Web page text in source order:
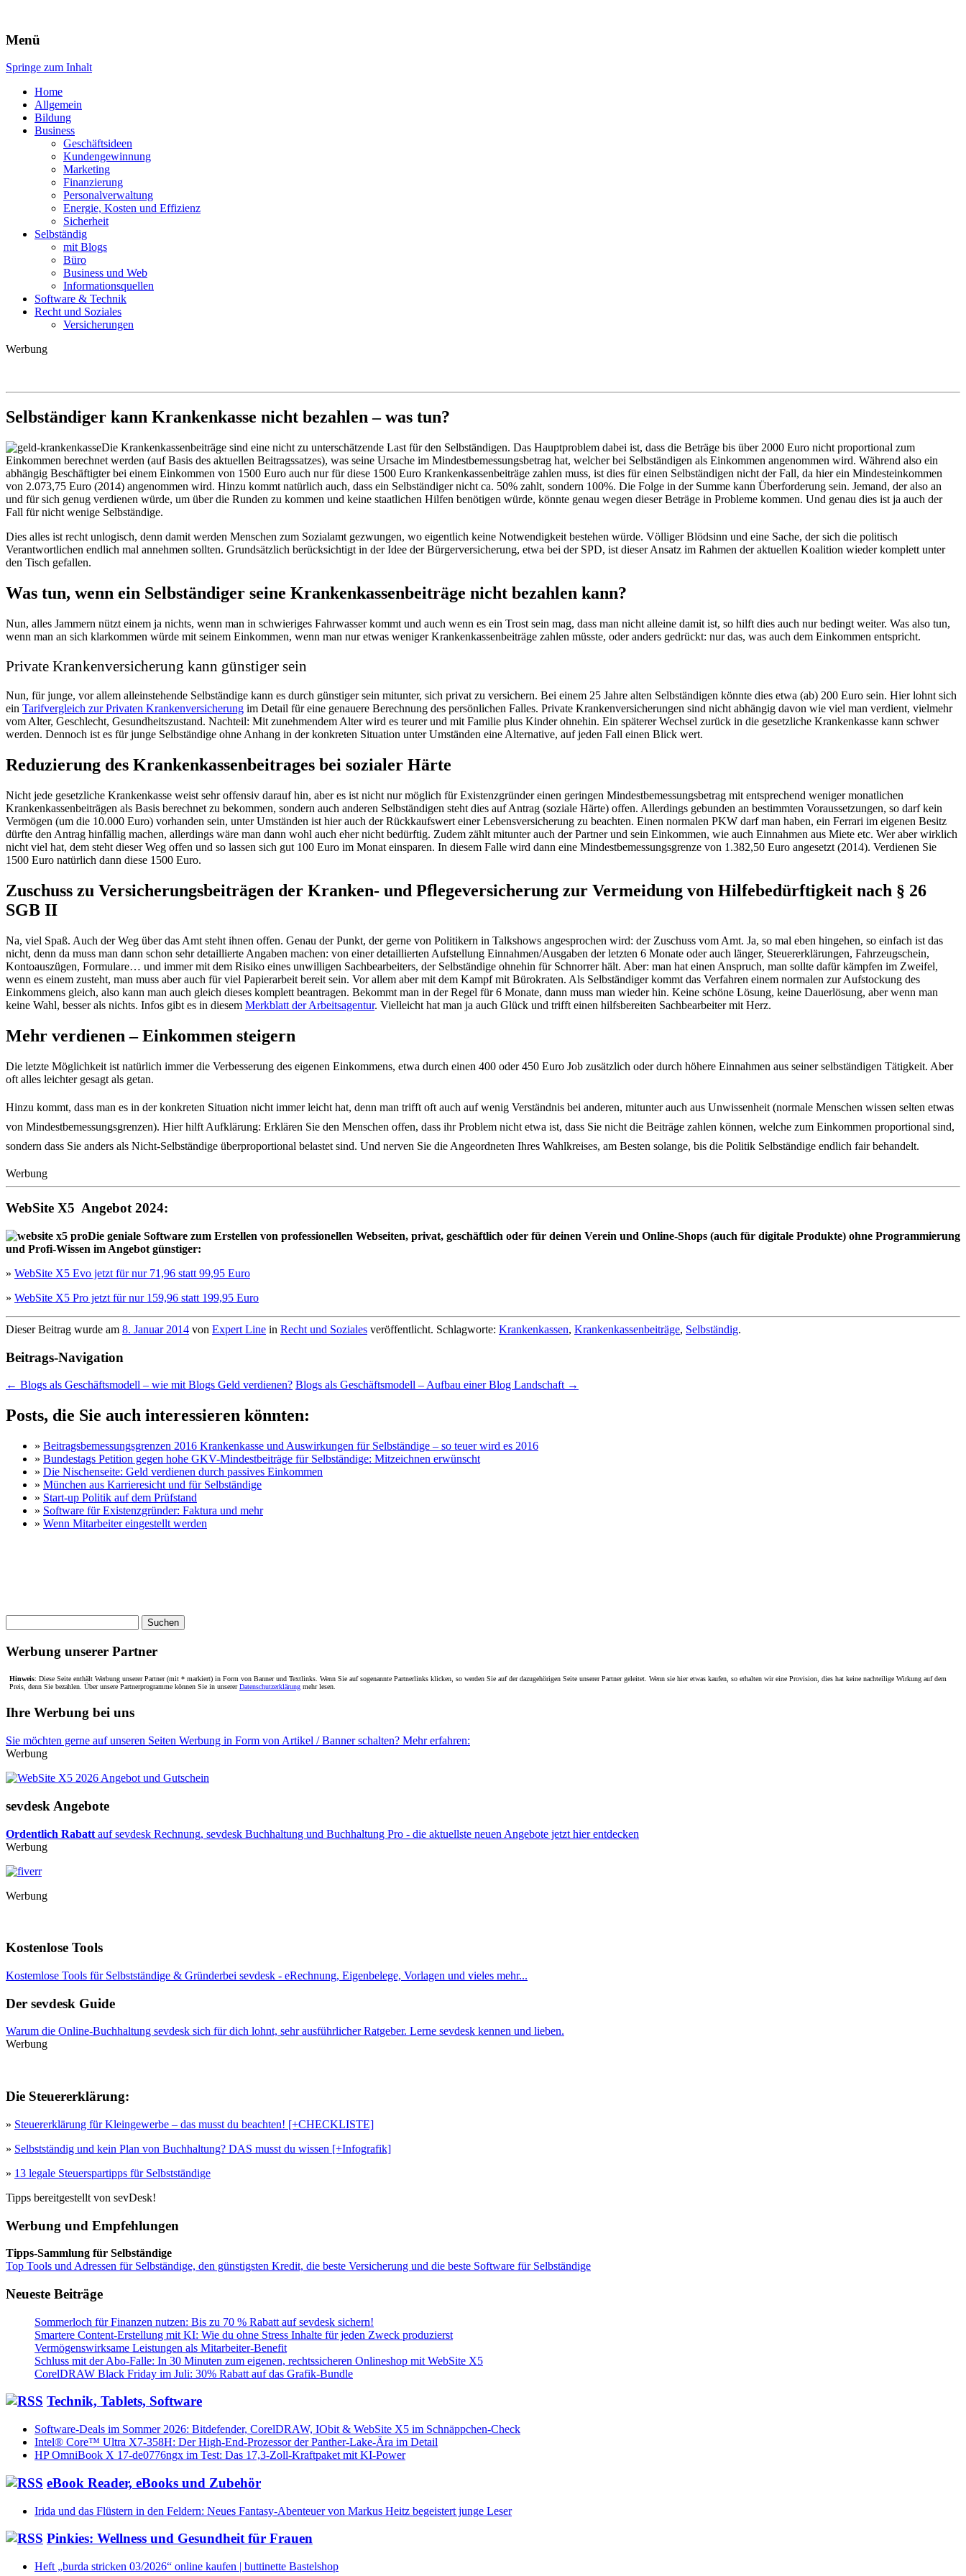
Expert-Line
Menü
Springe zum Inhalt
Home
Allgemein
Bildung
Business
Geschäftsideen
Kundengewinnung
Marketing
Finanzierung
Personalverwaltung
Energie, Kosten und Effizienz
Sicherheit
Selbständig
mit Blogs
Büro
Business und Web
Informationsquellen
Software & Technik
Recht und Soziales
Versicherungen
Werbung
Selbständiger kann Krankenkasse nicht bezahlen – was tun?
Die Krankenkassenbeiträge sind eine nicht zu unterschätzende Last für den Selbständigen. Das Hauptproblem dabei ist, dass die Beträge bis über 2000 Euro nicht proportional zum
Einkommen berechnet werden (auf Basis des aktuellen Beitragssatzes), was seine Ursache im Mindestbemessungsbetrag hat, welcher bei Selbständigen als Einkommen angenommen wird. Während also ein
abhängig Beschäftigter bei einem Einkommen von 1500 Euro auch nur für diese 1500 Euro Krankenkassenbeiträge zahlen muss, ist dies für einen Selbständigen nicht der Fall, da hier ein Mindesteinkommen
von 2.073,75 Euro (2014) angenommen wird. Hinzu kommt natürlich auch, dass ein Selbständiger nicht ca. 50% zahlt, sondern 100%. Die Folge in der Summe kann Überforderung sein. Jemand, der also an
und für sich genug verdienen würde, um über die Runden zu kommen und keine staatlichen Hilfen benötigen würde, könnte genau wegen dieser Beträge in Probleme kommen. Und genau dies ist ja auch der
Fall für nicht wenige Selbständige.
Dies alles ist recht unlogisch, denn damit werden Menschen zum Sozialamt gezwungen, wo eigentlich keine Notwendigkeit bestehen würde. Völliger Blödsinn und eine Sache, der sich die politisch
Verantwortlichen endlich mal annehmen sollten. Grundsätzlich berücksichtigt in der Idee der Bürgerversicherung, etwa bei der SPD, ist dieser Ansatz im Rahmen der aktuellen Koalition wieder komplett unter
den Tisch gefallen.
Was tun, wenn ein Selbständiger seine Krankenkassenbeiträge nicht bezahlen kann?
Nun, alles Jammern nützt einem ja nichts, wenn man in schwieriges Fahrwasser kommt und auch wenn es ein Trost sein mag, dass man nicht alleine damit ist, so hilft dies auch nur bedingt weiter. Was also tun,
wenn man an sich klarkommen würde mit seinem Einkommen, wenn man nur etwas weniger Krankenkassenbeiträge zahlen müsste, oder anders gedrückt: nur das, was auch dem Einkommen entspricht.
Private Krankenversicherung kann günstiger sein
Nun, für junge, vor allem alleinstehende Selbständige kann es durch günstiger sein mitunter, sich privat zu versichern. Bei einem 25 Jahre alten Selbständigen könnte dies etwa (ab) 200 Euro sein. Hier lohnt sich
ein Tarifvergleich zur Privaten Krankenversicherung im Detail für eine genauere Berechnung des persönlichen Falles. Private Krankenversicherungen sind nicht abhängig davon wie viel man verdient, vielmehr
vom Alter, Geschlecht, Gesundheitszustand. Nachteil: Mit zunehmendem Alter wird es teurer und mit Familie plus Kinder ohnehin. Ein späterer Wechsel zurück in die gesetzliche Krankenkasse kann schwer
werden. Dennoch ist es für junge Selbständige ohne Anhang in der konkreten Situation unter Umständen eine Alternative, auf jeden Fall einen Blick wert.
Reduzierung des Krankenkassenbeitrages bei sozialer Härte
Nicht jede gesetzliche Krankenkasse weist sehr offensiv darauf hin, aber es ist nicht nur möglich für Existenzgründer einen geringen Mindestbemessungsbetrag mit entsprechend weniger monatlichen
Krankenkassenbeiträgen als Basis berechnet zu bekommen, sondern auch anderen Selbständigen steht dies auf Antrag (soziale Härte) offen. Allerdings gebunden an bestimmten Voraussetzungen, so darf kein
Vermögen (um die 10.000 Euro) vorhanden sein, unter Umständen ist hier auch der Rückkaufswert einer Lebensversicherung zu beachten. Einen normalen PKW darf man haben, ein Ferrari im eigenen Besitz
dürfte den Antrag hinfällig machen, allerdings wäre man dann wohl auch eher nicht bedürftig. Zudem zählt mitunter auch der Partner und sein Einkommen, wie auch Einnahmen aus Miete etc. Wer aber wirklich
nicht viel hat, dem steht dieser Weg offen und so lassen sich gut 100 Euro im Monat einsparen. In diesem Falle wird dann eine Mindestbemessungsgrenze von 1.382,50 Euro angesetzt (2014). Verdienen Sie
1500 Euro natürlich dann diese 1500 Euro.
Zuschuss zu Versicherungsbeiträgen der Kranken- und Pflegeversicherung zur Vermeidung von Hilfebedürftigkeit nach § 26
SGB II
Na, viel Spaß. Auch der Weg über das Amt steht ihnen offen. Genau der Punkt, der gerne von Politikern in Talkshows angesprochen wird: der Zuschuss vom Amt. Ja, so mal eben hingehen, so einfach ist das
nicht, denn da muss man dann schon sehr detaillierte Angaben machen: von einer detaillierten Aufstellung Einnahmen/Ausgaben der letzten 6 Monate oder auch länger, Steuererklärungen, Fahrzeugschein,
Kontoauszügen, Formulare… und immer mit dem Risiko eines unwilligen Sachbearbeiters, der Selbständige ohnehin für Schnorrer hält. Aber: man hat einen Anspruch, man sollte dafür kämpfen im Zweifel,
wenn es einem zusteht, man muss aber auch für viel Papierarbeit bereit sein. Vor allem aber mit dem Kampf mit Bürokraten. Als Selbständiger kommt das Verfahren einem normalen zur Aufstockung des
Einkommens gleich, also kann man auch gleich dieses komplett beantragen. Bekommt man in der Regel für 6 Monate, dann muss man wieder hin. Keine schöne Lösung, keine Dauerlösung, aber wenn man
keine Wahl, besser als nichts. Infos gibt es in diesem Merkblatt der Arbeitsagentur. Vielleicht hat man ja auch Glück und trifft einen hilfsbereiten Sachbearbeiter mit Herz.
Mehr verdienen – Einkommen steigern
Die letzte Möglichkeit ist natürlich immer die Verbesserung des eigenen Einkommens, etwa durch einen 400 oder 450 Euro Job zusätzlich oder durch höhere Einnahmen aus seiner selbständigen Tätigkeit. Aber
oft alles leichter gesagt als getan.
Hinzu kommt, dass man es in der konkreten Situation nicht immer leicht hat, denn man trifft oft auch auf wenig Verständnis bei anderen, mitunter auch aus Unwissenheit (normale Menschen wissen selten etwas
von Mindestbemessungsgrenzen). Hier hilft Aufklärung: Erklären Sie den Menschen offen, dass ihr Problem nicht etwa ist, dass Sie nicht die Beiträge zahlen können, welche zum Einkommen proportional sind,
sondern dass Sie anders als Nicht-Selbständige überproportional belastet sind. Und nerven Sie die Angeordneten Ihres Wahlkreises, am Besten solange, bis die Politik Selbständige endlich fair behandelt.
Werbung
WebSite X5 Angebot 2024:
Die geniale Software zum Erstellen von professionellen Webseiten, privat, geschäftlich oder für deinen Verein und Online-Shops (auch für digitale Produkte) ohne Programmierung
und Profi-Wissen im Angebot günstiger:
» WebSite X5 Evo jetzt für nur 71,96 statt 99,95 Euro
» WebSite X5 Pro jetzt für nur 159,96 statt 199,95 Euro
Dieser Beitrag wurde am 8. Januar 2014 von Expert Line in Recht und Soziales veröffentlicht. Schlagworte: Krankenkassen, Krankenkassenbeiträge, Selbständig.
Beitrags-Navigation
← Blogs als Geschäftsmodell – wie mit Blogs Geld verdienen? Blogs als Geschäftsmodell – Aufbau einer Blog Landschaft →
Posts, die Sie auch interessieren könnten:
» Beitragsbemessungsgrenzen 2016 Krankenkasse und Auswirkungen für Selbständige – so teuer wird es 2016
» Bundestags Petition gegen hohe GKV-Mindestbeiträge für Selbständige: Mitzeichnen erwünscht
» Die Nischenseite: Geld verdienen durch passives Einkommen
» München aus Karrieresicht und für Selbständige
» Start-up Politik auf dem Prüfstand
» Software für Existenzgründer: Faktura und mehr
» Wenn Mitarbeiter eingestellt werden
nach:
Werbung unserer Partner
Hinweis: Diese Seite enthält Werbung unserer Partner (mit * markiert) in Form von Banner und Textlinks. Wenn Sie auf sogenannte Partnerlinks klicken, so werden Sie auf der dazugehörigen Seite unserer Partner geleitet. Wenn sie hier etwas kaufen, so erhalten wir eine Provision, dies hat keine nachteilige Wirkung auf dem
Preis, denn Sie bezahlen. Über unsere Partnerprogramme können Sie in unsererDatenschutzerklärung mehr lesen.
Ihre Werbung bei uns
Sie möchten gerne auf unseren Seiten Werbung in Form von Artikel / Banner schalten? Mehr erfahren:
Werbung
sevdesk Angebote
Ordentlich Rabatt auf sevdesk Rechnung, sevdesk Buchhaltung und Buchhaltung Pro - die aktuellste neuen Angebote jetzt hier entdecken
Werbung
Werbung
Kostenlose Tools
Kostemlose Tools für Selbstständige & Gründerbei sevdesk - eRechnung, Eigenbelege, Vorlagen und vieles mehr...
Der sevdesk Guide
Warum die Online-Buchhaltung sevdesk sich für dich lohnt, sehr ausführlicher Ratgeber. Lerne sevdesk kennen und lieben.
Werbung
Die Steuererklärung:
» Steuererklärung für Kleingewerbe – das musst du beachten! [+CHECKLISTE]
» Selbstständig und kein Plan von Buchhaltung? DAS musst du wissen [+Infografik]
» 13 legale Steuerspartipps für Selbstständige
Tipps bereitgestellt von sevDesk!
Werbung und Empfehlungen
Tipps-Sammlung für Selbständige
Top Tools und Adressen für Selbständige, den günstigsten Kredit, die beste Versicherung und die beste Software für Selbständige
Neueste Beiträge
Sommerloch für Finanzen nutzen: Bis zu 70 % Rabatt auf sevdesk sichern!
Smartere Content-Erstellung mit KI: Wie du ohne Stress Inhalte für jeden Zweck produzierst
Vermögenswirksame Leistungen als Mitarbeiter-Benefit
Schluss mit der Abo-Falle: In 30 Minuten zum eigenen, rechtssicheren Onlineshop mit WebSite X5
CorelDRAW Black Friday im Juli: 30% Rabatt auf das Grafik-Bundle
Technik, Tablets, Software
Software-Deals im Sommer 2026: Bitdefender, CorelDRAW, IObit & WebSite X5 im Schnäppchen-Check
Intel® Core™ Ultra X7-358H: Der High-End-Prozessor der Panther-Lake-Ära im Detail
HP OmniBook X 17-de0776ngx im Test: Das 17,3-Zoll-Kraftpaket mit KI-Power
eBook Reader, eBooks und Zubehör
Irida und das Flüstern in den Feldern: Neues Fantasy-Abenteuer von Markus Heitz begeistert junge Leser
Pinkies: Wellness und Gesundheit für Frauen
Heft „burda stricken 03/2026“ online kaufen | buttinette Bastelshop